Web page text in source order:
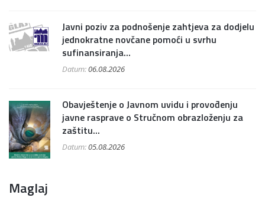
Javni poziv za podnošenje zahtjeva za dodjelu
jednokratne novčane pomoći u svrhu
sufinansiranja...
Datum:06.08.2026
Obavještenje o Javnom uvidu i provođenju
javne rasprave o Stručnom obrazloženju za
zaštitu...
Datum:05.08.2026
Maglaj